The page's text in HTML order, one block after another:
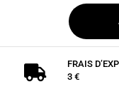

FRAIS
3 €